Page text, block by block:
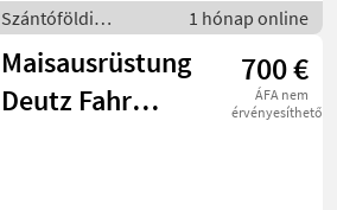
Szántóföldi
betakarítógépek /
Kombájn adapter
1 hónap online
Maisausrüstung
Deutz Fahr
700 €
ÁFA nem
érvényesíthető